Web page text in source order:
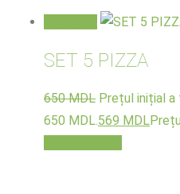
SET 5 PIZZA
650MDL Prețul inițial
650 MDL.569 MDL